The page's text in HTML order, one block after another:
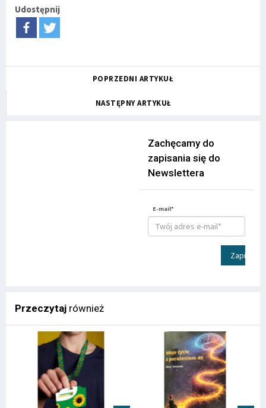
Udostępnij
POPRZEDNI ARTYKUŁ
NASTĘPNY ARTYKUŁ
Zachęcamy do
zapisania się do
Newslettera
E-mail*
Zapisz
Przeczytaj również